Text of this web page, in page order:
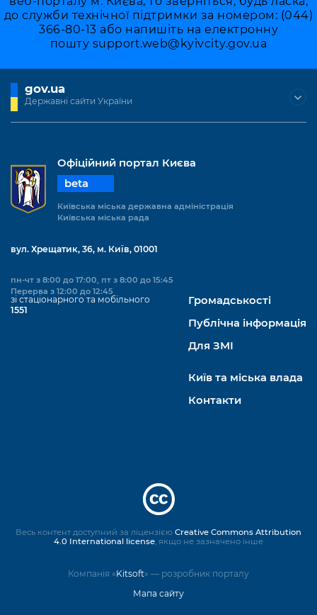
до служби технічної підтримки за номером: (044)
366-80-13 або напишіть на електронну
пошту support.web@kyivcity.gov.ua
gov.ua
Державні сайти України
Офіційний портал Києва
beta
Київська міська державна адміністрація
Київська міська рада
вул. Хрещатик, 36, м. Київ, 01001
пн-чт з 8:00 до 17:00, пт з 8:00 до 15:45
Перерва з 12:00 до 12:45
зі стаціонарного та мобільного
1551
Громадськості
Публічна інформація
Для ЗМІ
Київ та міська влада
Контакти
Компанія «Kitsoft» — розробник порталу
Мапа сайту
Весь контент доступний за ліцензією Creative Commons Attribution
4.0 International license, якщо не зазначено інше